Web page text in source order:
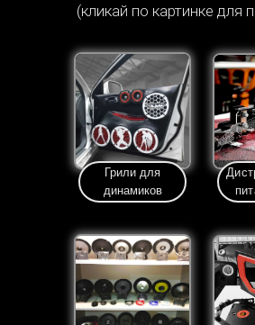
Грили для
динамиков
(кликай по картинке для